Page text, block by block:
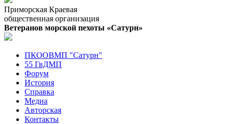
Приморская Краевая
общественная организация
Ветеранов морской пехоты «Сатурн»
ПКООВМП "Сатурн"
55 ГвДМП
Форум
История
Справка
Медиа
Авторская
Контакты